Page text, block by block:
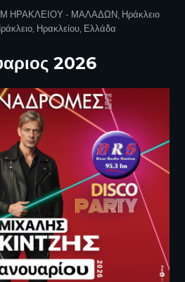
ΗΡΑΚΛΕΙΟΥ - ΜΑΛΑΔΩΝ, Ηράκλειο
Ηρακλείου, Ελλάδα
2026